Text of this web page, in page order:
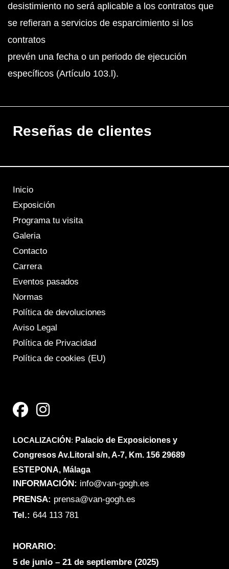
desistimiento no será aplicable a los contratos que
se refieran a servicios de esparcimiento si los
contratos
prevén una fecha o un periodo de ejecución
específicos (Artículo 103.l).
Reseñas de clientes
Inicio
Exposición
Programa tu visita
Galeria
Contacto
Carrera
Eventos pasados
Normas
Política de devoluciones
Aviso Legal
Política de Privacidad
Política de cookies (EU)
a
c
b
o
o
k
n
s
a
g
r
a
m
LOCALIZACIÓN: Palacio de Exposiciones y
Congresos Av.Litoral s/n, A-7, Km. 156 29689
ESTEPONA, Málaga
INFORMACIÓN: info@van-gogh.es
PRENSA: prensa@van-gogh.es
Tel.: 644 113 781
HORARIO:
5 de junio – 21 de septiembre (2025)